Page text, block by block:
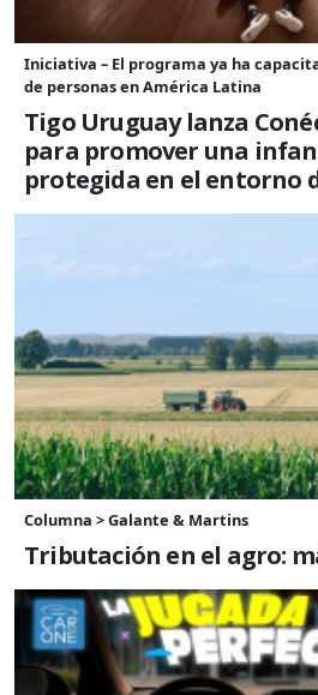
Iniciativa – El programa ya ha
de personas en América Latina
Tigo Uruguay lanza
para promover una
protegida en el entorno
Columna > Galante & Martins
Tributación en el agro: